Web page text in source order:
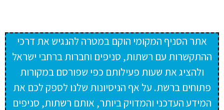
אתר הסניף המקומי הוקם במטרה להנגיש את דרכי
ההתקשרות עם רשתות, סניפים וחברות ברחבי ישראל
ולהציג את שעות פעילותם כפי שפורסם במקורות
פתוחים ברשת. על אף הניסיונות שלנו לספק לכם את
המידע העדכני והמדויק ביותר, אותם רשתות, סניפים